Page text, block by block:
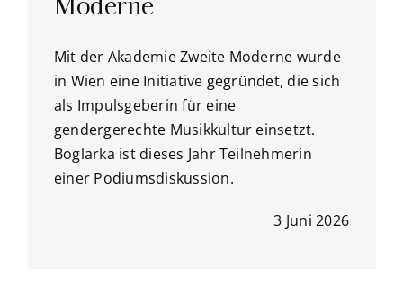
Mit der Akademie Zweite Moderne wurde
in Wien eine Initiative gegründet, die sich
als Impulsgeberin für eine
gendergerechte Musikkultur einsetzt.
Boglarka ist dieses Jahr Teilnehmerin
einer Podiumsdiskussion.
3 Juni 2026